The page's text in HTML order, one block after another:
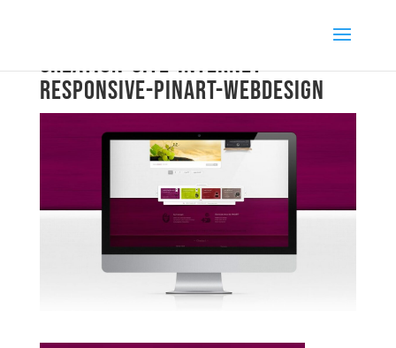
creation-site-internet-
responsive-pinart-webdesign